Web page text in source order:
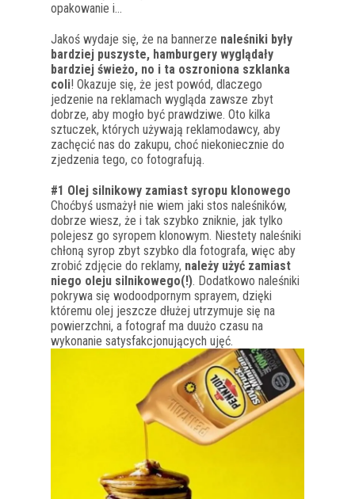
opakowanie i…
Jakoś wydaje się, że na bannerze naleśniki były
bardziej puszyste, hamburgery wyglądały
bardziej świeżo, no i ta oszroniona szklanka
coli! Okazuje się, że jest powód, dlaczego
jedzenie na reklamach wygląda zawsze zbyt
dobrze, aby mogło być prawdziwe. Oto kilka
sztuczek, których używają reklamodawcy, aby
zachęcić nas do zakupu, choć niekoniecznie do
zjedzenia tego, co fotografują.
#1 Olej silnikowy zamiast syropu klonowego
Choćbyś usmażył nie wiem jaki stos naleśników,
dobrze wiesz, że i tak szybko zniknie, jak tylko
polejesz go syropem klonowym. Niestety naleśniki
chłoną syrop zbyt szybko dla fotografa, więc aby
zrobić zdjęcie do reklamy, należy użyć zamiast
niego oleju silnikowego(!). Dodatkowo naleśniki
pokrywa się wodoodpornym sprayem, dzięki
któremu olej jeszcze dłużej utrzymuje się na
powierzchni, a fotograf ma duużo czasu na
wykonanie satysfakcjonujących ujęć.